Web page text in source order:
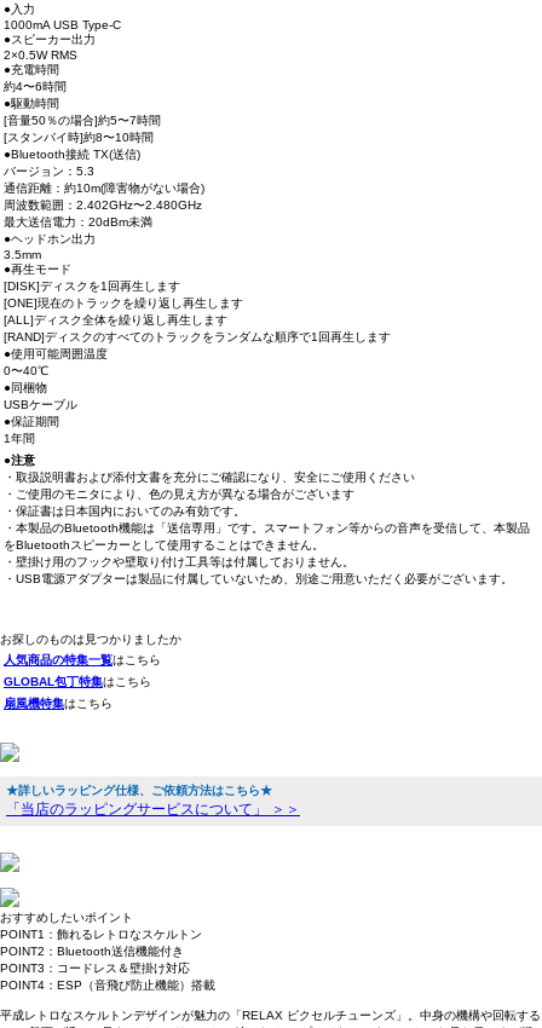
●入力
1000mA USB Type-C
●スピーカー出力
2×0.5W RMS
●充電時間
約4〜6時間
●駆動時間
[音量50％の場合]約5〜7時間
[スタンバイ時]約8〜10時間
●Bluetooth接続 TX(送信)
バージョン：5.3
通信距離：約10m(障害物がない場合)
周波数範囲：2.402GHz〜2.480GHz
最大送信電力：20dBm未満
●ヘッドホン出力
3.5mm
●再生モード
[DISK]ディスクを1回再生します
[ONE]現在のトラックを繰り返し再生します
[ALL]ディスク全体を繰り返し再生します
[RAND]ディスクのすべてのトラックをランダムな順序で1回再生します
●使用可能周囲温度
0〜40℃
●同梱物
USBケーブル
●保証期間
1年間
●注意
・取扱説明書および添付文書を充分にご確認になり、安全にご使用ください
・ご使用のモニタにより、色の見え方が異なる場合がございます
・保証書は日本国内においてのみ有効です。
・本製品のBluetooth機能は「送信専用」です。スマートフォン等からの音声を受信して、本製品
をBluetoothスピーカーとして使用することはできません。
・壁掛け用のフックや壁取り付け工具等は付属しておりません。
・USB電源アダプターは製品に付属していないため、別途ご用意いただく必要がございます。
お探しのものは見つかりましたか
人気商品の特集一覧はこちら
GLOBAL包丁特集はこちら
扇風機特集はこちら
★詳しいラッピング仕様、ご依頼方法はこちら★
「当店のラッピングサービスについて」 ＞＞
おすすめしたいポイント
POINT1：飾れるレトロなスケルトン
POINT2：Bluetooth送信機能付き
POINT3：コードレス＆壁掛け対応
POINT4：ESP（音飛び防止機能）搭載
平成レトロなスケルトンデザインが魅力の「RELAX ピクセルチューンズ」。中身の機構や回転する